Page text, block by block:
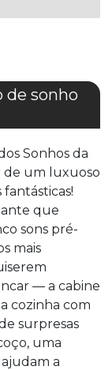
de sonho
Sonhos da
de um luxuoso
que
sons pré-
mais
— a cabine
cozinha com
surpresas
uma
a